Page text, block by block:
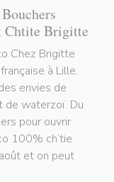
Chtite Brigitte
Chez Brigitte
à Lille.
envies de
de waterzoï. Du
pour ouvrir
100% ch’tie
et on peut